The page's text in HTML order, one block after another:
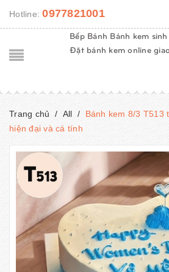
Hotline:0977821001
Bếp Bánh Bánh kem
Đặt bánh kem online
Trang chủ / All /
Bánh kem 8/3 T513
hiện đại và cá tính